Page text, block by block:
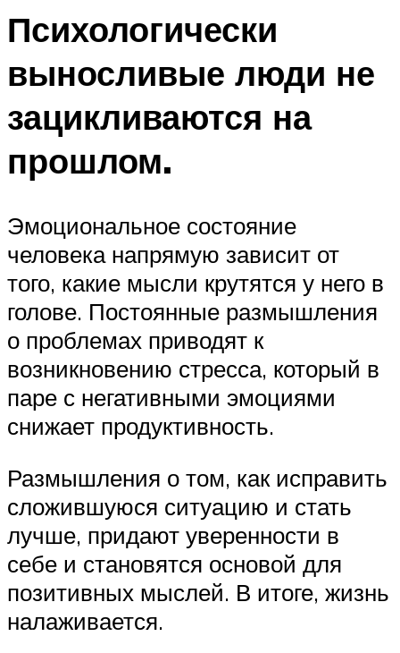
Психологически
выносливые люди не
зацикливаются на
прошлом.
Эмоциональное состояние
человека напрямую зависит от
того, какие мысли крутятся у него в
голове. Постоянные размышления
о проблемах приводят к
возникновению стресса, который в
паре с негативными эмоциями
снижает продуктивность.
Размышления о том, как исправить
сложившуюся ситуацию и стать
лучше, придают уверенности в
себе и становятся основой для
позитивных мыслей. В итоге, жизнь
налаживается.